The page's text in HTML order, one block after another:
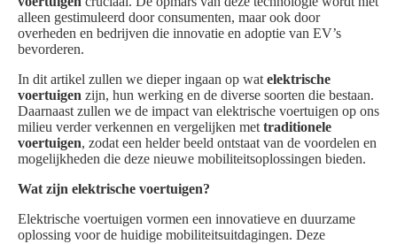
alleen gestimuleerd door consumenten, maar ook door
overheden en bedrijven die innovatie en adoptie van EV’s
bevorderen.
In dit artikel zullen we dieper ingaan op wat elektrische
voertuigen zijn, hun werking en de diverse soorten die bestaan.
Daarnaast zullen we de impact van elektrische voertuigen op ons
milieu verder verkennen en vergelijken met traditionele
voertuigen, zodat een helder beeld ontstaat van de voordelen en
mogelijkheden die deze nieuwe mobiliteitsoplossingen bieden.
Wat zijn elektrische voertuigen?
Elektrische voertuigen vormen een innovatieve en duurzame
oplossing voor de huidige mobiliteitsuitdagingen. Deze